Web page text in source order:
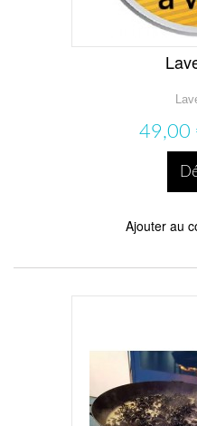
49,00
Ajouter au